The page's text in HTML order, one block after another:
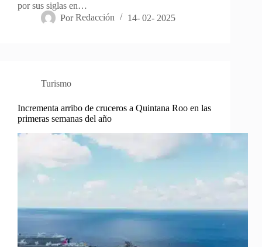
por sus siglas en…
Por Redacción 14- 02- 2025
Turismo
Incrementa arribo de cruceros a Quintana Roo en las
primeras semanas del año